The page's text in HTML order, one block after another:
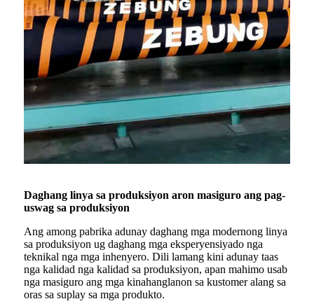
Daghang linya sa produksiyon aron masiguro ang pag-
uswag sa produksiyon
Ang among pabrika adunay daghang mga modernong linya
sa produksiyon ug daghang mga eksperyensiyado nga
teknikal nga mga inhenyero. Dili lamang kini adunay taas
nga kalidad nga kalidad sa produksiyon, apan mahimo usab
nga masiguro ang mga kinahanglanon sa kustomer alang sa
oras sa suplay sa mga produkto.